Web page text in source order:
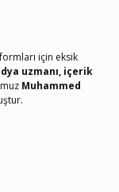
için eksik
uzmanı, içerik
Muhammed